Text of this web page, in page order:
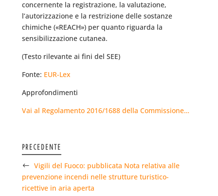
concernente la registrazione, la valutazione,
l’autorizzazione e la restrizione delle sostanze
chimiche («REACH») per quanto riguarda la
sensibilizzazione cutanea.
(Testo rilevante ai fini del SEE)
Fonte: EUR-Lex
Approfondimenti
Vai al Regolamento 2016/1688 della Commissione…
PRECEDENTE
Vigili del Fuoco: pubblicata Nota relativa alle
prevenzione incendi nelle strutture turistico-
ricettive in aria aperta